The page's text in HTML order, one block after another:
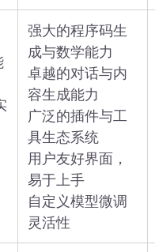
强大的程序码生
成与数学能力
卓越的对话与内
容生成能力
广泛的插件与工
具生态系统
用户友好界面，
易于上手
自定义模型微调
灵活性